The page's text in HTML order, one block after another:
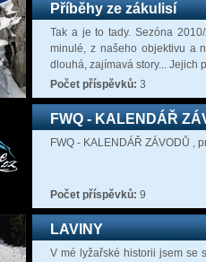
Příběhy ze zákulisí
Tak a je to tady. Sezóna
minulé, z našeho objektivu a
dlouhá, zajímavá story... Jejich
Počet příspěvků: 3
FWQ - KALENDÁŘ
FWQ - KALENDÁŘ ZÁVODŮ ,
Počet příspěvků: 9
LAVINY
V mé lyžařské historii jsem se